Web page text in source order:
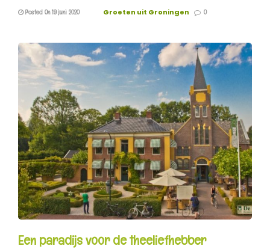
Posted On 19 juni 2020 Groeten uit Groningen 0
Een paradijs voor de theeliefhebber